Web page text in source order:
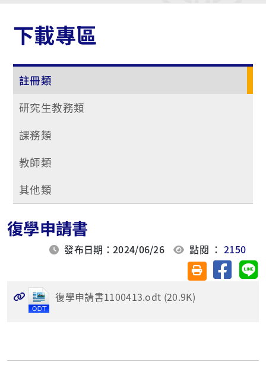
下載專區
註冊類
研究生教務類
課務類
教師類
其他類
復學申請書
發布日期：2024/06/26 點閱 ：2150
友善列印(另開視
分享至
復學申請書1100413.odt (20.9K)